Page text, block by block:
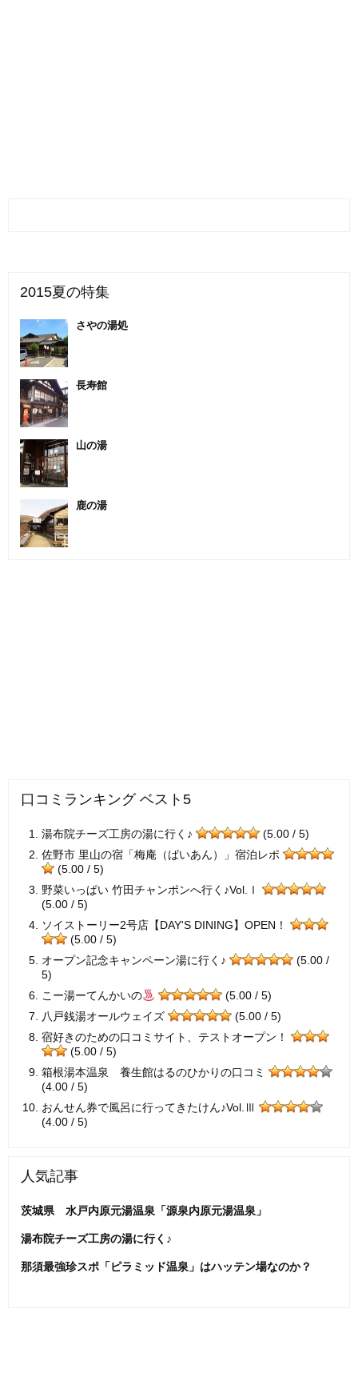
2015夏の特集
さやの湯処
長寿館
山の湯
鹿の湯
口コミランキング ベスト5
湯布院チーズ工房の湯に行く♪
(5.00 / 5)
佐野市 里山の宿「梅庵（ばいあん）」宿泊レポ
(5.00 / 5)
野菜いっぱい 竹田チャンポンへ行く♪Vol.Ⅰ
(5.00 / 5)
ソイストーリー2号店【DAY'S DINING】OPEN！
(5.00 / 5)
オープン記念キャンペーン湯に行く♪
(5.00 /
5)
こー湯ーてんかいの
(5.00 / 5)
八戸銭湯オールウェイズ
(5.00 / 5)
宿好きのための口コミサイト、テストオープン！
(5.00 / 5)
箱根湯本温泉 養生館はるのひかりの口コミ
(4.00 / 5)
おんせん券で風呂に行ってきたけん♪Vol.Ⅲ
(4.00 / 5)
人気記事
茨城県 水戸内原元湯温泉「源泉内原元湯温泉」
湯布院チーズ工房の湯に行く♪
那須最強珍スポ「ピラミッド温泉」はハッテン場なのか？